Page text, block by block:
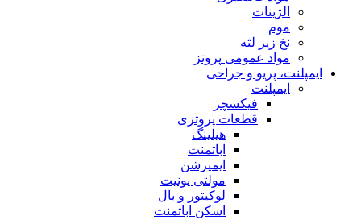
الژینات
موم
نخ زیر لثه
مواد عمومی پروتز
ایمپلنت، پریو و جراحی
ایمپلنت
فیکسچر
قطعات پروتزی
هیلینگ
اباتمنت
ایمپرشن
مولتی یونیت
لوکیتور و بال
اسکن اباتمنت